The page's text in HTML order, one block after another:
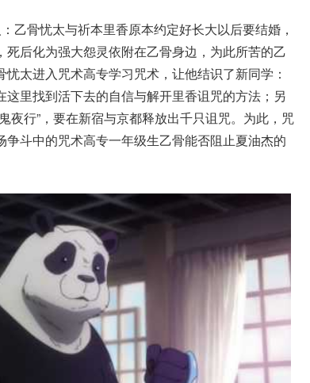
乙骨忧太与祈本里香原本约定好长大以后要结婚，
后化为强大怨灵依附在乙骨身边，为此所苦的乙
太进入咒术高专学习咒术，让他结识了新同学：
里找到活下去的自信与解开里香诅咒的方法；另
夜行”，要在新宿与京都释放出千只诅咒。为此，咒
斗中的咒术高专一年级生乙骨能否阻止夏油杰的